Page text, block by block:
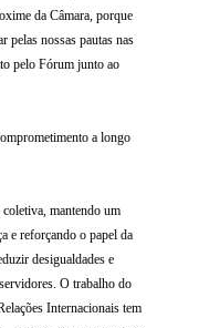
da Câmara, porque
pelas nossas pautas nas
pelo Fórum junto ao
a longo
mantendo um
e reforçando o papel da
desigualdades e
O trabalho do
Internacionais tem